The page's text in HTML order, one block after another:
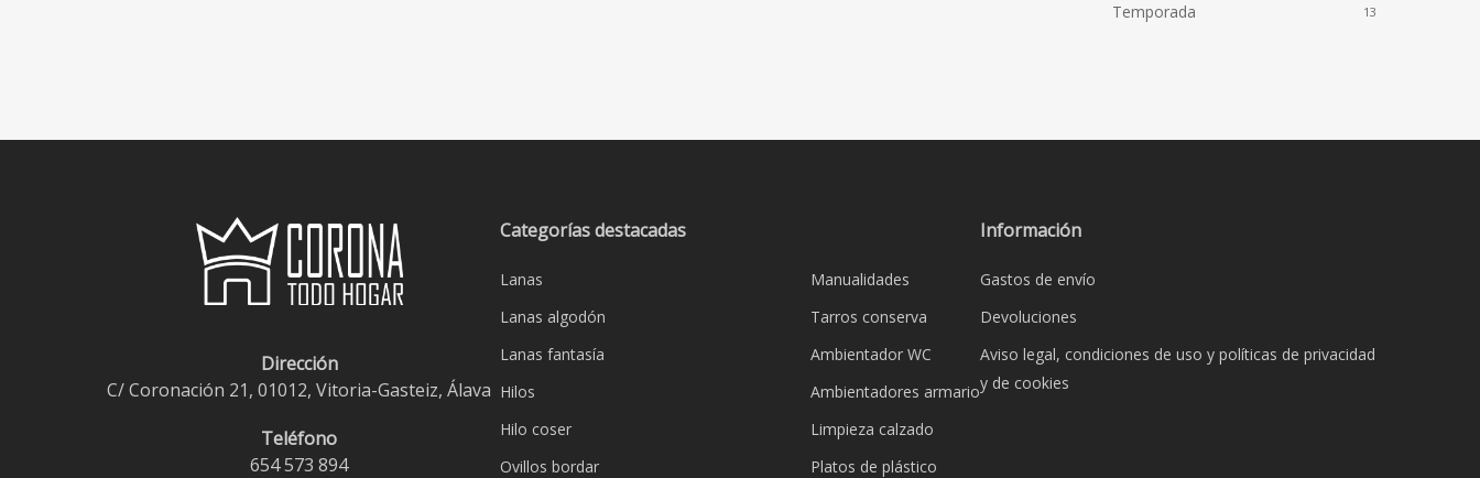
Temporada 13
Dirección
C/ Coronación 21, 01012, Vitoria-Gasteiz, Álava
Teléfono
654 573 894
Categorías destacadas
Lanas
Lanas algodón
Lanas fantasía
Hilos
Hilo coser
Ovillos bordar
Manualidades
Tarros conserva
Ambientador WC
Ambientadores armario
Limpieza calzado
Platos de plástico
Información
Gastos de envío
Devoluciones
Aviso legal, condiciones de uso y políticas de privacidad
y de cookies